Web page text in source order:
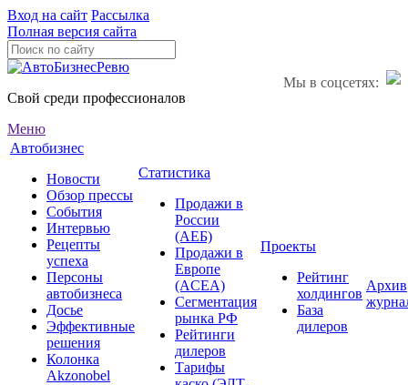
Вход на сайт Рассылка
Полная версия сайта
Мы в соцсетях:
Свой среди профессионалов
Меню
Автобизнес
Новости
Обзор прессы
События
Интервью
Рецепты
успеха
Персоны
автобизнеса
Досье
Эффективные
решения
Колонка
Akzonobel
Статистика
Продажи в
России
(АЕБ)
Продажи в
Европе
(ACEA)
Сегментация
рынка РФ
Рейтинги
дилеров
Тарифы
Проекты
Рейтинг
холдингов
База
дилеров
Архив